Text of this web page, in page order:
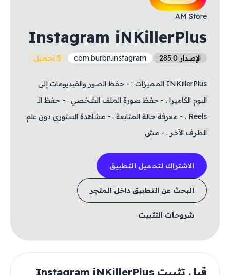
AM Store
Instagram iNKillerPlus
الإصدار 285.0 com.burbn.instagram 5 تحميل
INKillerPlus المميزات : - حفظ الصور والفيديوهات إلى
البوم الكاميرا . - حفظ صورة الملف الشخصي . - حفظ الـ
Reels . - معرفة حالة المتابعة . - مشاهدة الستوري دون علم
الطرف الآخر . - مش
الاشتراك لتحميل التطبيق
البحث عن التطبيق داخل المتجر
شروحات التثبيت
قبل تثبيت Instagram iNKillerPlus